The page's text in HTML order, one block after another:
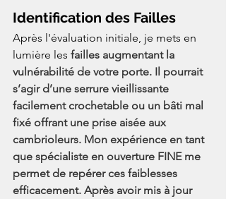
Identification des Failles
Après l'évaluation initiale, je mets en
lumière les failles augmentant la
vulnérabilité de votre porte. Il pourrait
s’agir d’une serrure vieillissante
facilement crochetable ou un bâti mal
fixé offrant une prise aisée aux
cambrioleurs. Mon expérience en tant
que spécialiste en ouverture FINE me
permet de repérer ces faiblesses
efficacement. Après avoir mis à jour